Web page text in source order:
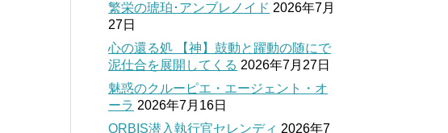
繁栄の琥珀･アンブレノイド 2026年7月
27日
心の還る処 【神】鼓動と躍動の随にで
泥仕合を展開してくる 2026年7月27日
魅惑のクルーピエ・エージェント・オ
ーラ 2026年7月16日
ORBIS潜入執行官セレンディ 2026年7